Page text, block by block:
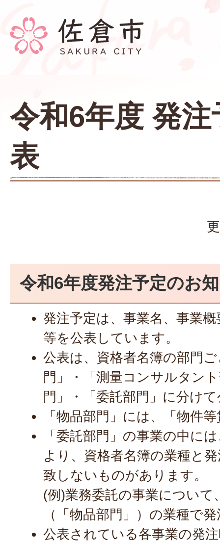
令和6年度 発
表
令和6年度発注予定のお
発注予定は、事業名、事業
等を公表しています。
公表は、資格者名簿の部門
門」・「測量コンサルタン
門」・「委託部門」に分け
「物品部門」には、「物件
「委託部門」の事業の中に
より、資格者名簿の業種と
致しないものがあります。
(例)業務委託の事業について
（「物品部門」）の業種で
公表されている各事業の発